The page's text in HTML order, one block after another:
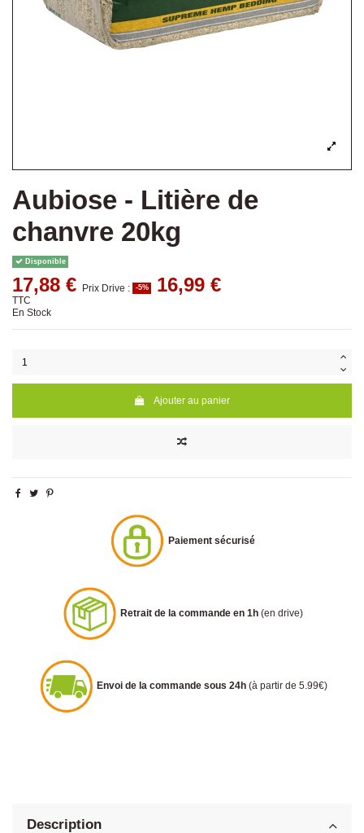
Aubiose - Litière de
chanvre 20kg
Disponible
17,88 € Prix Drive : -5% 16,99 €
TTC
En Stock
Ajouter au panier
Paiement sécurisé
Retrait de la commande en 1h (en drive)
Envoi de la commande sous 24h (à partir de 5.99€)
Description